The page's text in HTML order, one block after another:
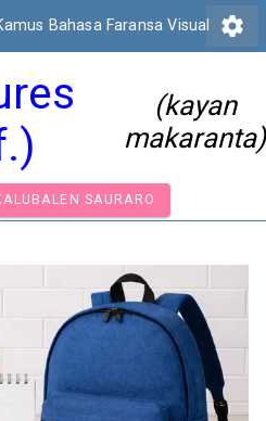
Bahasa Faransa Visual settings
(kayan
makaranta)